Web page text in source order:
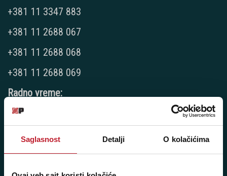
Saglasnost Detalji O kolačićima
+381 11 3347 883
+381 11 2688 067
+381 11 2688 068
+381 11 2688 069
Radno vreme:
Ponedeljak - Petak: 9:00 - 20:00
Subota: 10:00 - 17:00
Nedelja: Ne radimo